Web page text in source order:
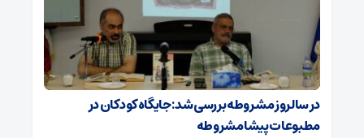
در سالروز مشروطه بررسی شد: جایگاه کودکان در
مطبوعات پیشامشروطه